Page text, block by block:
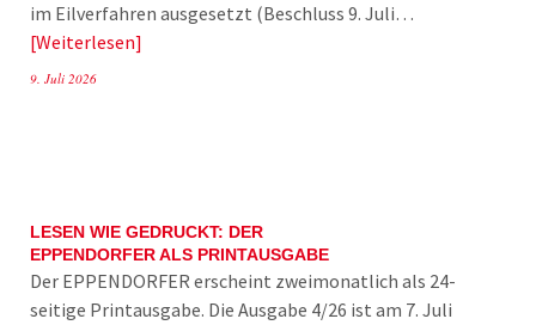
im Eilverfahren ausgesetzt (Beschluss 9. Juli…
Weiterlesen
9. Juli 2026
LESEN WIE GEDRUCKT: DER
EPPENDORFER ALS PRINTAUSGABE
Der EPPENDORFER erscheint zweimonatlich als 24-
seitige Printausgabe. Die Ausgabe 4/26 ist am 7. Juli